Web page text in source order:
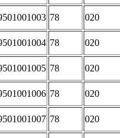
78 020
78 020
78 020
78 020
78 020